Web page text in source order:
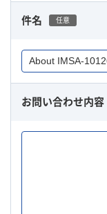
件名 任意
お問い合わせ内容